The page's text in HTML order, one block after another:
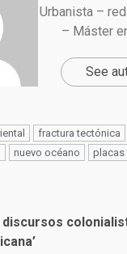
Urbanista –
– Máster
See
fractura tectónica
nuevo océano placas